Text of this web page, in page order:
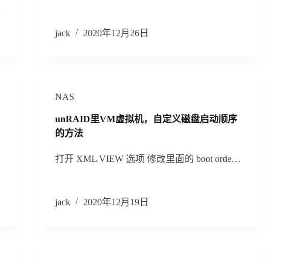
jack 2020年12月26日
NAS
unRAID里VM虚拟机，自定义磁盘启动顺序
的方法
打开 XML VIEW 选项 修改里面的 boot orde…
jack 2020年12月19日